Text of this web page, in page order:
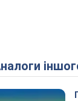
Аналоги